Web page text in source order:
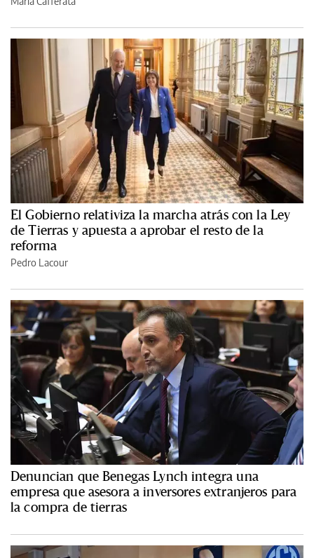
El Gobierno relativiza la marcha atrás con la Ley
de Tierras y apuesta a aprobar el resto de la
reforma
Pedro Lacour
Denuncian que Benegas Lynch integra una
empresa que asesora a inversores extranjeros para
la compra de tierras